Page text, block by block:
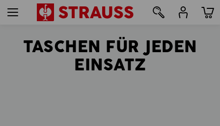
TASCHEN FÜR JEDEN
EINSATZ
25